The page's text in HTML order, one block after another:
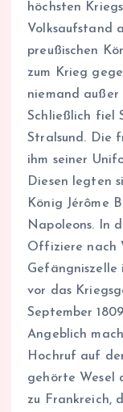
höchsten
Volksaufstand
preußischen
zum Krieg
niemand außer
Schließlich fiel
Stralsund. Die
ihm seiner
Diesen legten
König Jérôme
Napoleons. In
Offiziere nach
Gefängniszelle
vor das
September
Angeblich
Hochruf auf
gehörte Wesel
zu Frankreich,